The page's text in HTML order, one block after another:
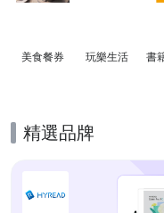
美食餐券 玩樂生活 書
精選品牌